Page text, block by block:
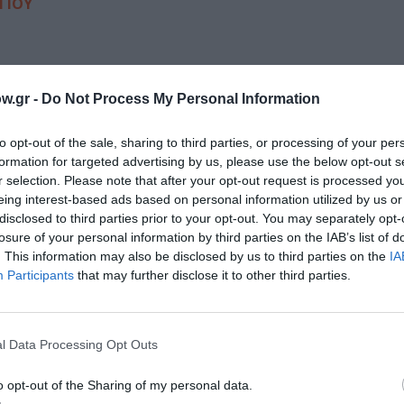
- Do Not Process My Personal Information
opt-out of the sale, sharing to third parties, or processing of your
for targeted advertising by us, please use the below opt-out
selection. Please note that after your opt-out request is processed
interest-based ads based on personal information utilized by us
to third parties prior to your opt-out. You may separately
of your personal information by third parties on the IAB’s list of
This information may also be disclosed by us to third parties on the
Participants that may further disclose it to other third parties.
Data Processing Opt Outs
opt-out of the Sharing of my personal data.
το Πολιτιστικό Εργαστήριο της Ιεράς Πόλεως
την εκδήλωση με τίτλο «ΜΙΚΡΑ ΑΣΙΑ-
και τον ξεριζωμό των Ελλήνων από τα
τμήμα ενηλίκων.